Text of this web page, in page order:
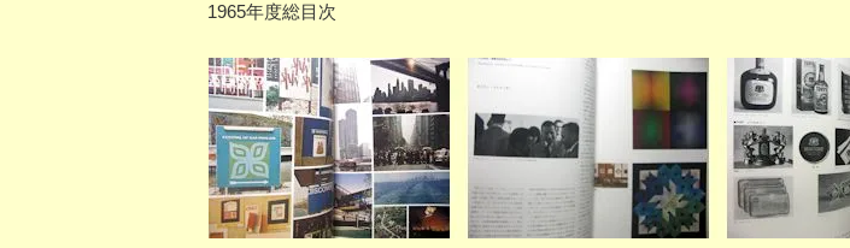
1965年度総目次